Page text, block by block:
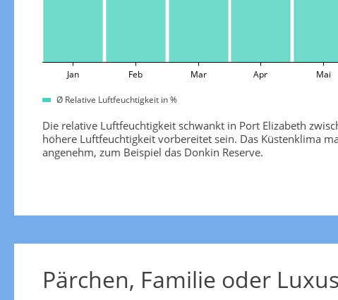
Jan Feb Mar Apr Mai
Ø Relative Luftfeuchtigkeit in %
Die relative Luftfeuchtigkeit schwankt in Port Elizabeth
höhere Luftfeuchtigkeit vorbereitet sein. Das Küstenklima
angenehm, zum Beispiel das Donkin Reserve.
Pärchen, Familie oder